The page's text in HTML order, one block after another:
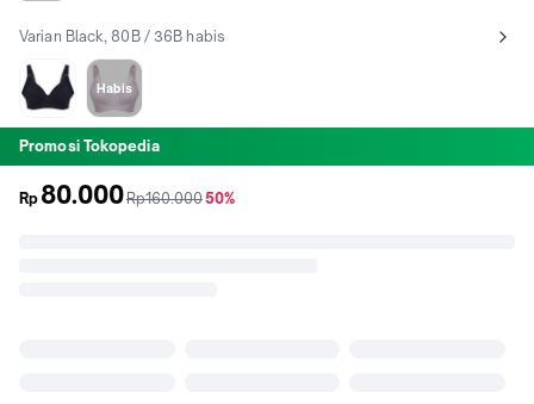
Lihat semua variant:
Varian Black, 80B / 36B habis
Black
Habis
Skin
Promosi Tokopedia
Rp 80.000sebelum
Rp160.000diskon
50%